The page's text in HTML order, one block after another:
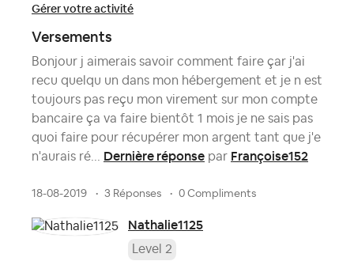
Gérer votre activité
Versements
Bonjour j aimerais savoir comment faire çar j'ai
recu quelqu un dans mon hébergement et je n est
toujours pas reçu mon virement sur mon compte
bancaire ça va faire bientôt 1 mois je ne sais pas
quoi faire pour récupérer mon argent tant que j'e
n'aurais ré... Dernière réponse par Françoise152
18-08-2019 3 Réponses 0 Compliments
Nathalie1125
Level 2